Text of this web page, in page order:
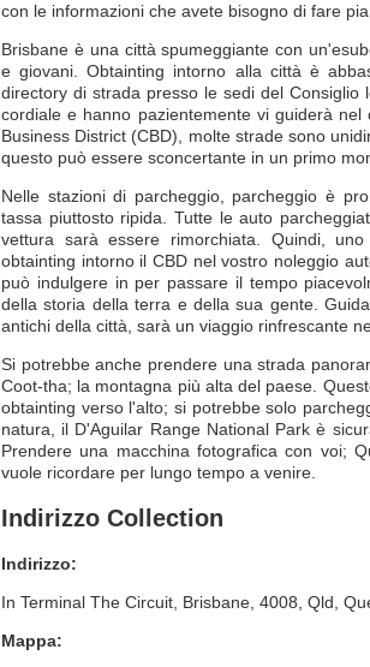
con le informazioni che avete bisogno di fare
Brisbane è una città spumeggiante con
e giovani. Obtainting intorno alla città è
directory di strada presso le sedi del
cordiale e hanno pazientemente vi guiderà
Business District (CBD), molte strade sono
questo può essere sconcertante in un primo
Nelle stazioni di parcheggio, parcheggio è
tassa piuttosto ripida. Tutte le auto
vettura sarà essere rimorchiata. Quindi,
obtainting intorno il CBD nel vostro noleggio
può indulgere in per passare il tempo
della storia della terra e della sua gente.
antichi della città, sarà un viaggio rinfrescante
Si potrebbe anche prendere una strada
Coot-tha; la montagna più alta del paese.
obtainting verso l'alto; si potrebbe solo
natura, il D'Aguilar Range National Park è
Prendere una macchina fotografica con voi;
vuole ricordare per lungo tempo a venire.
Indirizzo Collection
Indirizzo:
In Terminal The Circuit, Brisbane, 4008, Qld,
Mappa: